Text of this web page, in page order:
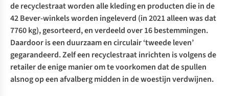
de recyclestraat worden alle kleding en producten die in de
42 Bever-winkels worden ingeleverd (in 2021 alleen was dat
7760 kg), gesorteerd, en verdeeld over 16 bestemmingen.
Daardoor is een duurzaam en circulair ‘tweede leven’
gegarandeerd. Zelf een recyclestraat inrichten is volgens de
retailer de enige manier om te voorkomen dat de spullen
alsnog op een afvalberg midden in de woestijn verdwijnen.